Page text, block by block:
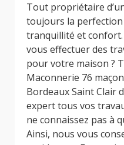
Tout propriétaire
toujours la perfection
tranquillité et
vous effectuer des
pour votre maison ?
Maconnerie 76
Bordeaux Saint Clair
expert tous vos
ne connaissez pas à
Ainsi, nous vous